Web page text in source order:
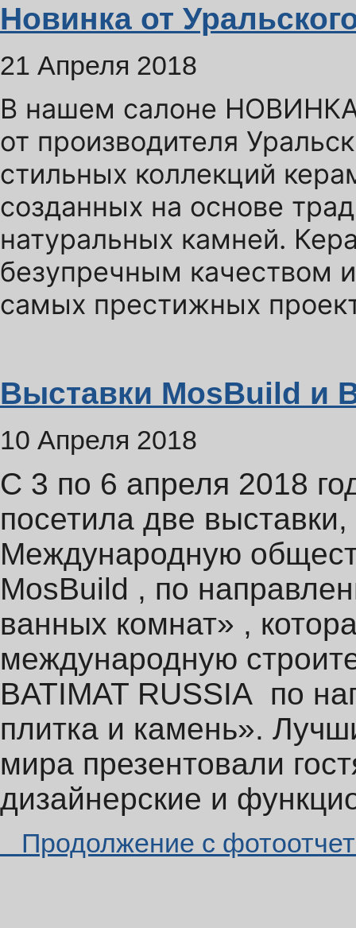
Новинка от
21 Апреля 2018
В нашем салоне
от производителя
стильных коллекций
созданных на основе
натуральных камней.
безупречным качеством
самых престижных
Выставки MosBuild и
10 Апреля 2018
С 3 по 6 апреля 2018
посетила две
Международную
MosBuild , по
ванных комнат» ,
международную
BATIMAT RUSSIA по
плитка и камень».
мира презентовали
дизайнерские и
Продолжение с